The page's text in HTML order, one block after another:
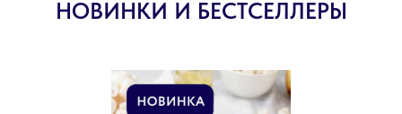
НОВИНКИ И БЕСТСЕЛЛЕРЫ